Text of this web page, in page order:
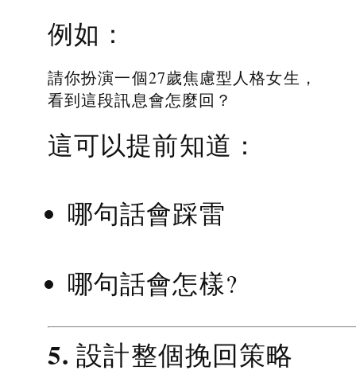
例如：
請你扮演一個27歲焦慮型人格女生，
看到這段訊息會怎麼回？
這可以提前知道：
哪句話會踩雷
哪句話會怎樣?
5. 設計整個挽回策略